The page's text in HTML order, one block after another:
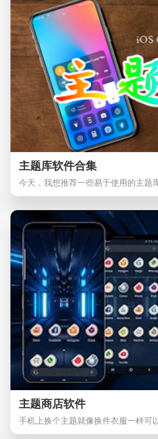
主题库软件合集
今天，我想推荐一些易于使用的主题
主题商店软件
手机上换个主题就像换件衣服一样可